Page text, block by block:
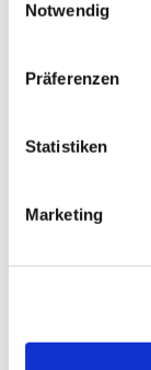
Notwendig
Präferenzen
Statistiken
Marketing